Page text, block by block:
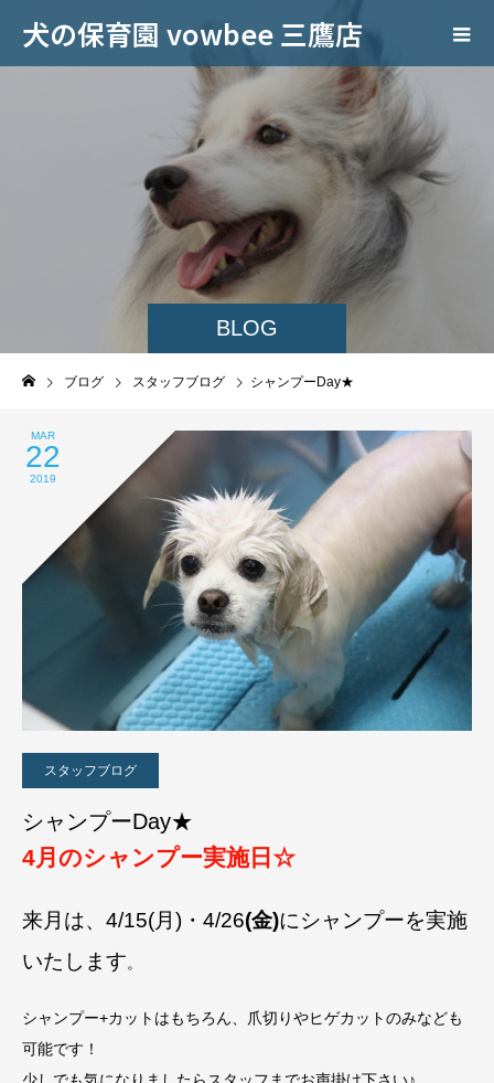
犬の保育園 vowbee 三鷹店
BLOG
ブログ スタッフブログ シャンプーDay★
MAR
22
2019
スタッフブログ
シャンプーDay★
4月のシャンプー実施日☆
来月は、4/15(月)・4/26(金)にシャンプーを実施
いたします。
シャンプー+カットはもちろん、爪切りやヒゲカットのみなども
可能です！